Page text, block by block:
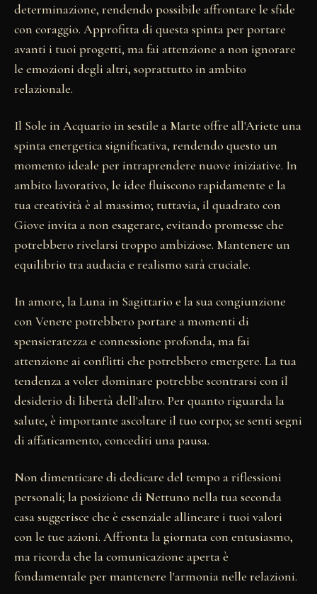
determinazione, rendendo possibile affrontare le sfide
con coraggio. Approfitta di questa spinta per portare
avanti i tuoi progetti, ma fai attenzione a non ignorare
le emozioni degli altri, soprattutto in ambito
relazionale.
Il Sole in Acquario in sestile a Marte offre all'Ariete una
spinta energetica significativa, rendendo questo un
momento ideale per intraprendere nuove iniziative. In
ambito lavorativo, le idee fluiscono rapidamente e la
tua creatività è al massimo; tuttavia, il quadrato con
Giove invita a non esagerare, evitando promesse che
potrebbero rivelarsi troppo ambiziose. Mantenere un
equilibrio tra audacia e realismo sarà cruciale.
In amore, la Luna in Sagittario e la sua congiunzione
con Venere potrebbero portare a momenti di
spensieratezza e connessione profonda, ma fai
attenzione ai conflitti che potrebbero emergere. La tua
tendenza a voler dominare potrebbe scontrarsi con il
desiderio di libertà dell'altro. Per quanto riguarda la
salute, è importante ascoltare il tuo corpo; se senti segni
di affaticamento, concediti una pausa.
Non dimenticare di dedicare del tempo a riflessioni
personali; la posizione di Nettuno nella tua seconda
casa suggerisce che è essenziale allineare i tuoi valori
con le tue azioni. Affronta la giornata con entusiasmo,
ma ricorda che la comunicazione aperta è
fondamentale per mantenere l'armonia nelle relazioni.